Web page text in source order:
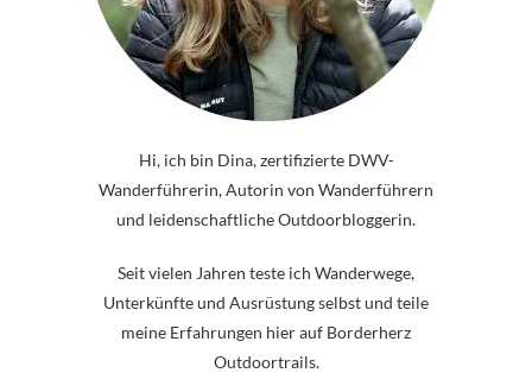
Hi, ich bin Dina, zertifizierte DWV-
Wanderführerin, Autorin von Wanderführern
und leidenschaftliche Outdoorbloggerin.
Seit vielen Jahren teste ich Wanderwege,
Unterkünfte und Ausrüstung selbst und teile
meine Erfahrungen hier auf Borderherz
Outdoortrails.